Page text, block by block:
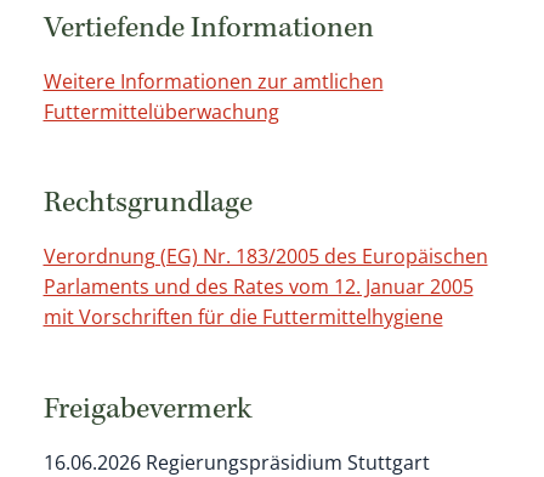
Vertiefende Informationen
Weitere Informationen zur amtlichen
Futtermittelüberwachung
Rechtsgrundlage
Verordnung (EG) Nr. 183/2005 des Europäischen
Parlaments und des Rates vom 12. Januar 2005
mit Vorschriften für die Futtermittelhygiene
Freigabevermerk
16.06.2026 Regierungspräsidium Stuttgart